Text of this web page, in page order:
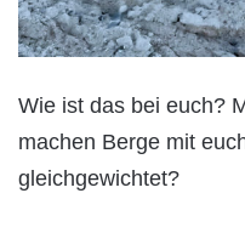
Wie ist das bei euch?
machen Berge mit
gleichgewichtet?